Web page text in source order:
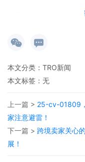
的收购和授权。Sci Spark
师处寻找并收购有价值
些作品。原告Sci Spark
权利转让协议获得了以
本文分类： TRO新闻
本文标签：无
上一篇 > 25-cv-01809
家注意避雷！
下一篇 > 跨境卖家关心
展！